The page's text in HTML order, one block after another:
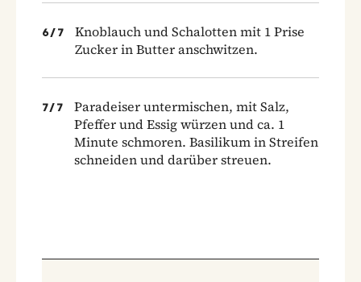
6/ 7
Knoblauch und Schalotten mit 1 Prise
Zucker in Butter anschwitzen.
7/ 7
Paradeiser untermischen, mit Salz,
Pfeffer und Essig würzen und ca. 1
Minute schmoren. Basilikum in Streifen
schneiden und darüber streuen.